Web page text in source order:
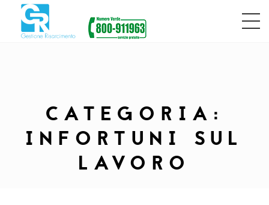
CATEGORIA:
INFORTUNI SUL
LAVORO